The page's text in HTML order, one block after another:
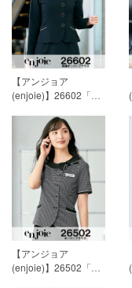
【アンジョア
(enjoie)】26602「長
ス」[通年用]19,718円
【アンジョア
(enjoie)】26502「半